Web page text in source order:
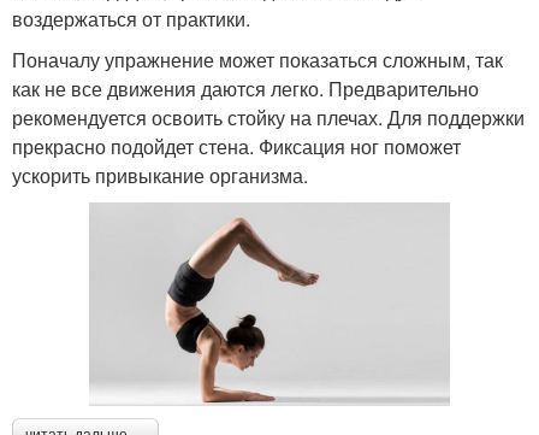
воздержаться от практики.
Поначалу упражнение может показаться сложным, так
как не все движения даются легко. Предварительно
рекомендуется освоить стойку на плечах. Для поддержки
прекрасно подойдет стена. Фиксация ног поможет
ускорить привыкание организма.